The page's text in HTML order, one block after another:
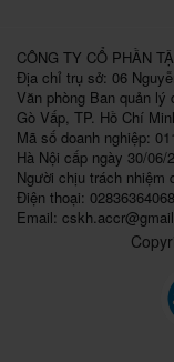
CÔNG TY CỔ PHẦN
Địa chỉ trụ sở: 06
Văn phòng Ban quản
Gò Vấp, TP. Hồ Chí
Mã số doanh nghiệp:
Hà Nội cấp ngày 30/06/
Người chịu trách nhiệm
Điện thoại: 02836364068
Email: